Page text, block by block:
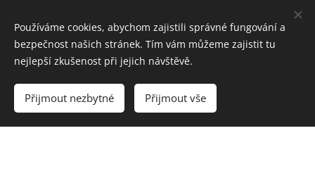
Provedení kompletních zakázek v rámci oboru
zemní práce a stavební činnost.
Realizace vodovodních a kanalizačních
(odpadních) přípojek.
Rovnání pozemků,hutnění materiálů,doplňování
Používáme cookies, abychom zajistili správné fungování a
bezpečnost našich stránek. Tím vám můžeme zajistit tu
nejlepší zkušenost při jejich návštěvě.
Přijmout nezbytné Přijmout vše